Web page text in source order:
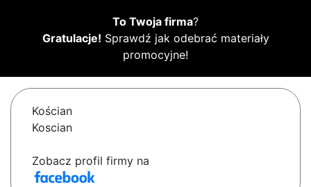
To Twoja firma?
Gratulacje! Sprawdź jak odebrać materiały
promocyjne!
Kościan
Koscian
Zobacz profil firmy na